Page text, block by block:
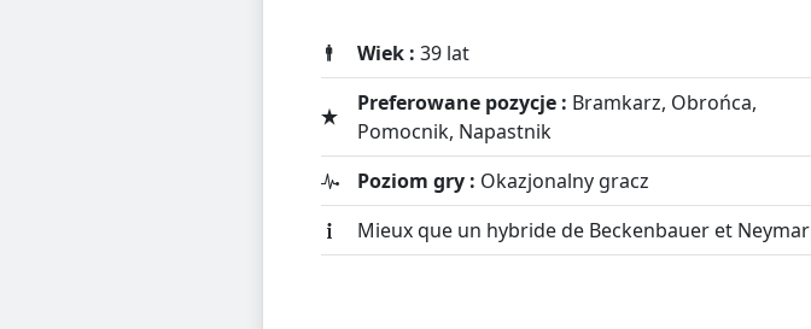
Wiek : 39 lat
Preferowane pozycje : Bramkarz, Obrońca,
Pomocnik, Napastnik
Poziom gry : Okazjonalny gracz
Mieux que un hybride de Beckenbauer et Neymar